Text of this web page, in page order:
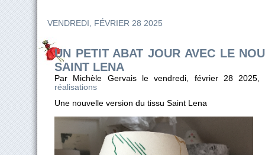
VENDREDI, FÉVRIER 28 2025
UN PETIT ABAT JOUR AVEC LE
SAINT LENA
Par Michèle Gervais le vendredi, février 28
réalisations
Une nouvelle version du tissu Saint Lena